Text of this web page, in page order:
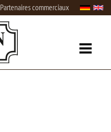
Partenaires commerciaux